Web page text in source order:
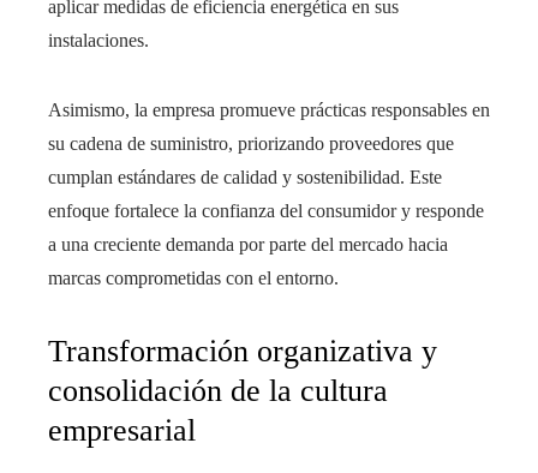
aplicar medidas de eficiencia energética en sus
instalaciones.
Asimismo, la empresa promueve prácticas responsables en
su cadena de suministro, priorizando proveedores que
cumplan estándares de calidad y sostenibilidad. Este
enfoque fortalece la confianza del consumidor y responde
a una creciente demanda por parte del mercado hacia
marcas comprometidas con el entorno.
Transformación organizativa y
consolidación de la cultura
empresarial